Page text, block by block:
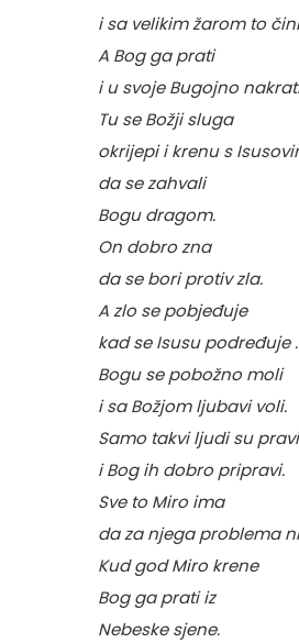
i sa velikim žarom to
A Bog ga prati
i u svoje Bugojno
Tu se Božji sluga
okrijepi i krenu s
da se zahvali
Bogu dragom.
On dobro zna
da se bori protiv zla.
A zlo se pobjeđuje
kad se Isusu podređuje .
Bogu se pobožno moli
i sa Božjom ljubavi voli.
Samo takvi ljudi su
i Bog ih dobro pripravi.
Sve to Miro ima
da za njega problema
Kud god Miro krene
Bog ga prati iz
Nebeske sjene.